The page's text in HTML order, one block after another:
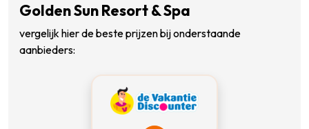
Golden Sun Resort & Spa
vergelijk hier de beste prijzen bij onderstaande
aanbieders: